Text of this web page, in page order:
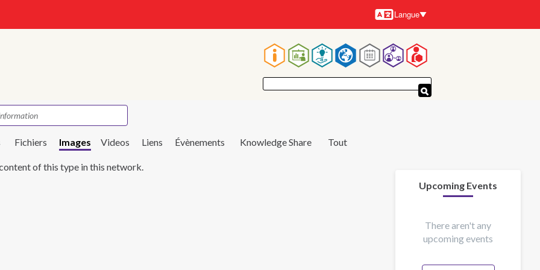
Langues
Langue
Navigation
principale
Fichiers Images Videos Liens Évènements Knowledge Share Tout
of this type in this network.
Upcoming Events
There aren't any
upcoming events